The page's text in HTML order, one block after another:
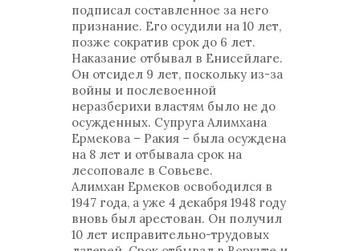
подписал составленное за него
признание. Его осудили на 10 лет,
позже сократив срок до 6 лет.
Наказание отбывал в Енисейлаге.
Он отсидел 9 лет, поскольку из-за
войны и послевоенной
неразберихи властям было не до
осужденных. Супруга Алимхана
Ермекова – Ракия – была осуждена
на 8 лет и отбывала срок на
лесоповале в Совьеве.
Алимхан Ермеков освободился в
1947 года, а уже 4 декабря 1948 году
вновь был арестован. Он получил
10 лет исправительно-трудовых